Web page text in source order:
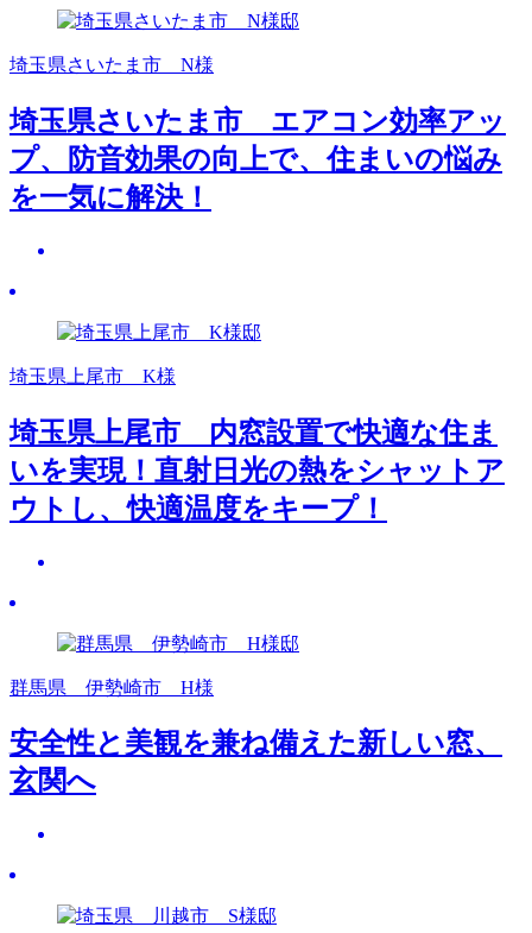
埼玉県さいたま市 N様
埼玉県さいたま市 エアコン効率アッ
プ、防音効果の向上で、住まいの悩み
を一気に解決！
埼玉県上尾市 K様
埼玉県上尾市 内窓設置で快適な住ま
いを実現！直射日光の熱をシャットア
ウトし、快適温度をキープ！
群馬県 伊勢崎市 H様
安全性と美観を兼ね備えた新しい窓、
玄関へ